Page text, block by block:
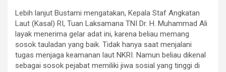
Lebih lanjut Bustami mengatakan, Kepala Staf Angkatan
Laut (Kasal) RI, Tuan Laksamana TNI Dr. H. Muhammad Ali
layak menerima gelar adat ini, karena beliau memang
sosok tauladan yang baik. Tidak hanya saat menjalani
tugas menjaga keamanan laut NKRI. Namun beliau dikenal
sebagai sosok pejabat memiliki jiwa sosial yang tinggi di